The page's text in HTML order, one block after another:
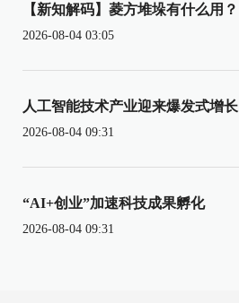
【新知解码】菱方堆垛有什么用？
2026-08-04 03:05
人工智能技术产业迎来爆发式增长
2026-08-04 09:31
“AI+创业”加速科技成果孵化
2026-08-04 09:31